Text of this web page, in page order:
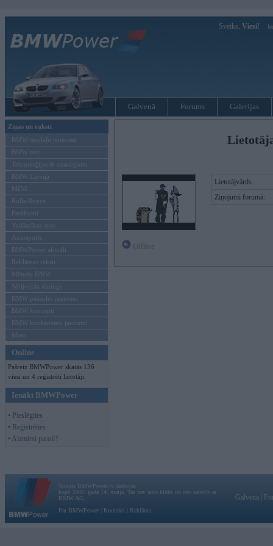
Sveiks, Viesi!
Galvenā Forums Galerijas
Ziņas un raksti
BMW modeļu jaunumi
BMW testi
Tehnoloģijas & sasniegumi
BMW Latvijā
MINI
Rolls-Royce
Pasākumi
Vadāmības tests
Autosports
BMWPower aktuāli
Reklāmas raksti
Mēneša BMW
Sērijveida tūnings
BMW pasaules jaunumi
BMW koncepti
BMW konkurentu jaunumi
Moto
Online
Pašreiz BMWPower skatās 136
viesi un 4 reģistrēti lietotāji.
Ienākt BMWPower
• Pieslēgties
• Reģistrēties
• Aizmirsi paroli?
Lietotājvārds:
Ziņojumi forumā:
Vortāls BMWPower.lv darbojas
kopš 2002. gada 14. maija. Tas nav auto klubs un nav saistīts ar
BMW AG.
Par BMWPower
Kontakti Reklāma
Galvena